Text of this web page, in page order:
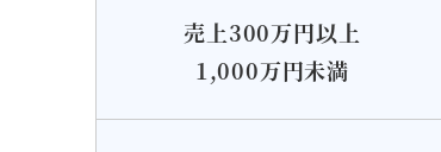
売上300万円以上
1,000万円未満